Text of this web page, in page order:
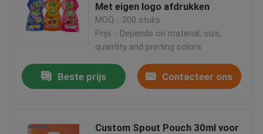
Met eigen logo afdrukken
MOQ：200 stuks
Prijs：Depends on material, size,
quantity and printing colors
Beste prijs Contacteer ons
Custom Spout Pouch 30ml voor